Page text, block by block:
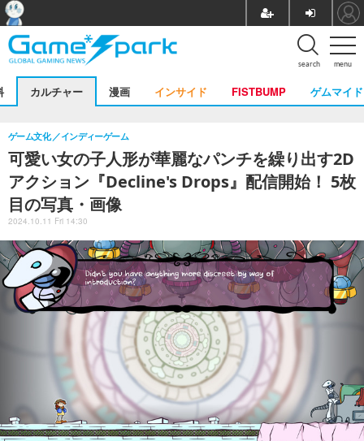
menu
search
カルチャー 漫画 インサイド FISTBUMP ゲムマイド
可愛い女の子人形が華麗なパンチを繰り出す2D
アクション『Decline's Drops』配信開始！ 5枚
目の写真・画像
ゲーム文化 インディーゲーム
2024.10.11 Fri 14:30